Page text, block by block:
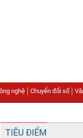
nghệ Chuyển đổi số
TIÊU ĐIỂM